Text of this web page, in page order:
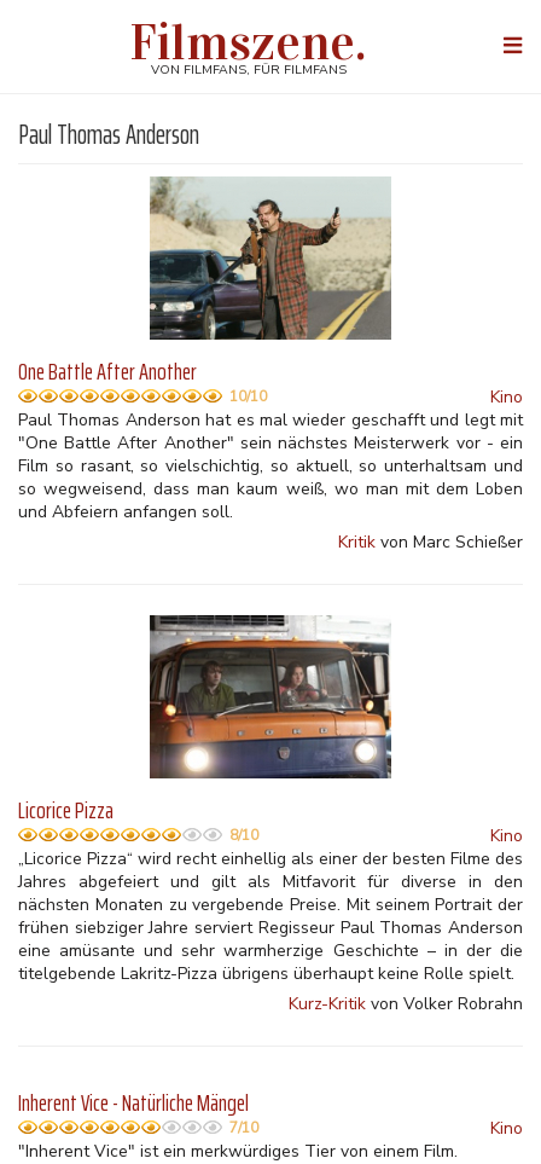
Filmszene.
VON FILMFANS, FÜR FILMFANS
Paul Thomas Anderson
One Battle After Another
10/10
Kino
Paul Thomas Anderson hat es mal wieder geschafft und legt mit
"One Battle After Another" sein nächstes Meisterwerk vor - ein
Film so rasant, so vielschichtig, so aktuell, so unterhaltsam und
so wegweisend, dass man kaum weiß, wo man mit dem Loben
und Abfeiern anfangen soll.
Kritik von Marc Schießer
Licorice Pizza
8/10
Kino
„Licorice Pizza“ wird recht einhellig als einer der besten Filme des
Jahres abgefeiert und gilt als Mitfavorit für diverse in den
nächsten Monaten zu vergebende Preise. Mit seinem Portrait der
frühen siebziger Jahre serviert Regisseur Paul Thomas Anderson
eine amüsante und sehr warmherzige Geschichte – in der die
titelgebende Lakritz-Pizza übrigens überhaupt keine Rolle spielt.
Kurz-Kritik von Volker Robrahn
Inherent Vice - Natürliche Mängel
7/10
Kino
"Inherent Vice" ist ein merkwürdiges Tier von einem Film.